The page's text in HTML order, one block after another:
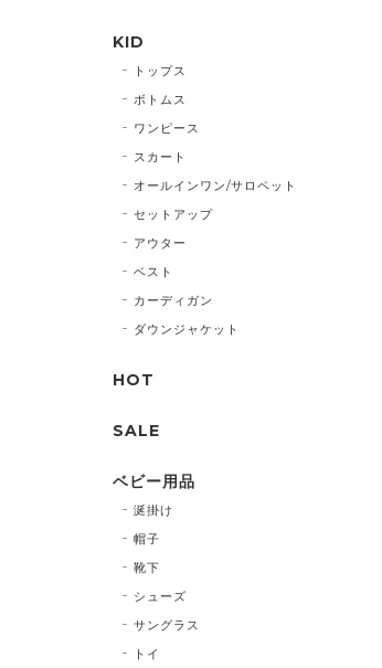
KID
トップス
ボトムス
ワンピース
スカート
オールインワン/サロペット
セットアップ
アウター
ベスト
カーディガン
ダウンジャケット
HOT
SALE
ベビー用品
涎掛け
帽子
靴下
シューズ
サングラス
トイ